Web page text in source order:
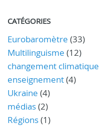
CATÉGORIES
Eurobaromètre (33)
Multilinguisme (12)
changement climatique
enseignement(4)
Ukraine (4)
médias(2)
Régions(1)